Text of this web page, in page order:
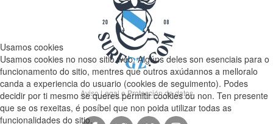
Aviso Legal e Protección de datos
Usamos cookies
Usamos cookies no noso sitio web. Algúns deles son esenciais para o
funcionamento do sitio, mentres que outros axúdannos a melloralo
canda a experiencia do usuario (cookies de seguimento). Podes
decidir por ti mesmo se queres permitir cookies ou non. Ten presente
que se os rexeitas, é posíbel que non poida utilizar todas as
funcionalidades do sitio.